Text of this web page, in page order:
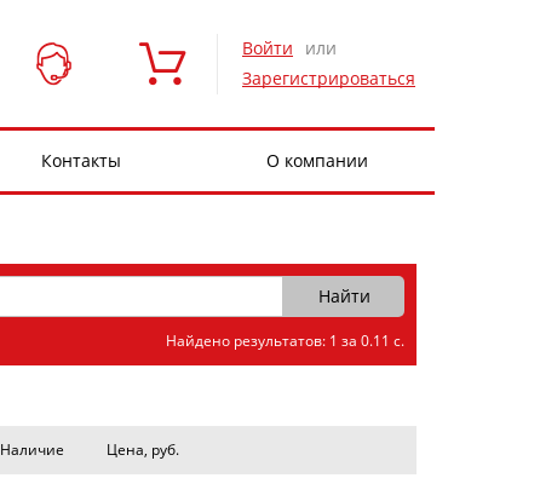
Войти
или
Зарегистрироваться
Контакты О компании
Найдено результатов: 1 за 0.11 с.
Наличие Цена, руб.